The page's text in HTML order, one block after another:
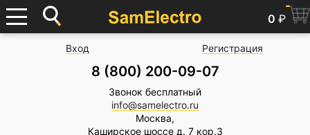
0 ₽
Вход Регистрация
8 (800) 200-09-07
Звонок бесплатный
info@samelectro.ru
Москва,
Каширское шоссе д. 7 кор.3